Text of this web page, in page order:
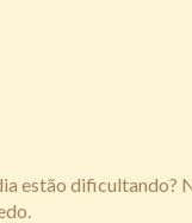
estão dificultando?